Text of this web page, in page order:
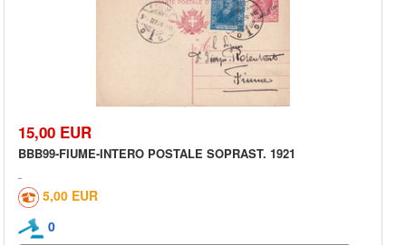
15,00 EUR
BBB99-FIUME-INTERO POSTALE SOPRAST. 1921
5,00 EUR
0